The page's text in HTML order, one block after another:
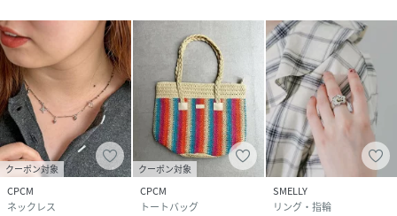
クーポン対象
CPCM
ネックレス
クーポン対象
CPCM
トートバッグ
SMELLY
リング・指輪